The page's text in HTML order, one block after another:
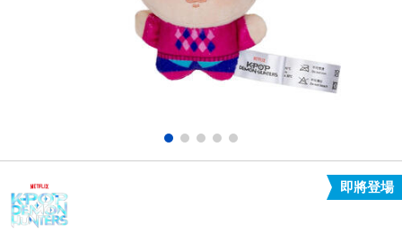
遊戲及拼圖系列
派對用品
NERF熱火 即將登場